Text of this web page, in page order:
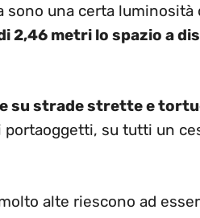
una certa luminosità
2,46 metri lo spazio a
su strade strette e
su tutti un
alte riescono ad